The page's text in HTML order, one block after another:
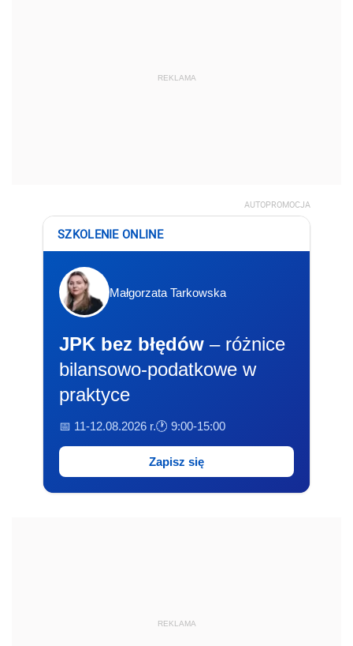
REKLAMA
AUTOPROMOCJA
SZKOLENIE ONLINE
Małgorzata Tarkowska
JPK bez błędów – różnice
bilansowo-podatkowe w
praktyce
📅 11-12.08.2026 r.🕐 9:00-15:00
Zapisz się
REKLAMA